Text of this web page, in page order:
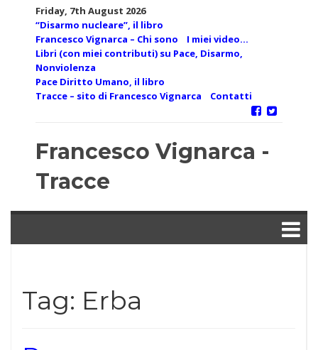
Friday, 7th August 2026
“Disarmo nucleare”, il libro
Francesco Vignarca – Chi sono
I miei video…
Libri (con miei contributi) su Pace, Disarmo,
Nonviolenza
Pace Diritto Umano, il libro
Tracce – sito di Francesco Vignarca
Contatti
Francesco Vignarca -
Tracce
Tag: Erba